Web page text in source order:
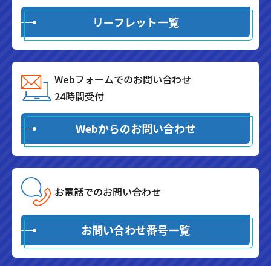
リーフレット一覧
Webフォームでのお問い合わせ
24時間受付
Webからのお問い合わせ
お電話でのお問い合わせ
お問い合わせ番号一覧